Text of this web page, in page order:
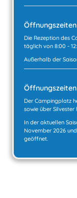
Die Rezeption des
täglich von 8:00 -
Außerhalb der
Der Campingplatz
sowie über
In der aktuellen
November 2026
geöffnet.